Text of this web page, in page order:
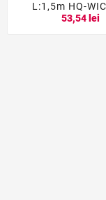
L:1,5m HQ-
53,54 lei